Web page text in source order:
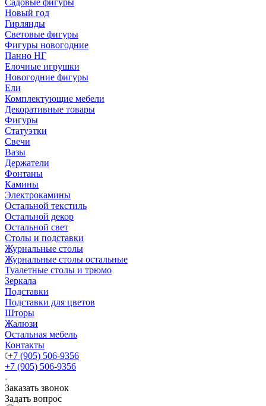
Садовые фигуры
Новый год
Гирлянды
Световые фигуры
Фигуры новогодние
Панно НГ
Елочные игрушки
Новогодние фигуры
Ели
Комплектующие мебели
Декоративные товары
Фигуры
Статуэтки
Свечи
Вазы
Держатели
Фонтаны
Камины
Электрокамины
Остальной текстиль
Остальной декор
Остальной свет
Столы и подставки
Журнальные столы
Журнальные столы остальные
Туалетные столы и трюмо
Зеркала
Подставки
Подставки для цветов
Шторы
Жалюзи
Остальная мебель
Контакты
+7 (905) 506-9356
+7 (905) 506-9356
Заказать звонок
Задать вопрос